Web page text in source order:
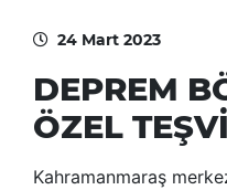
24 Mart 2023
DEPREM
ÖZEL
Kahramanmaraş